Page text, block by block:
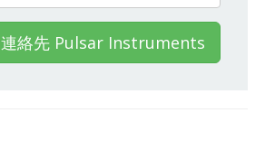
連絡先 Pulsar Instruments